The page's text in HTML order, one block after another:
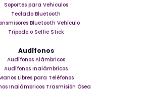
Soportes para Vehiculos
Teclado Bluetooth
Bluetooth Vehículo
Trípode o Selfie Stick
Audífonos
Audífonos Alámbricos
Audífonos Inalámbricos
Libres para Teléfonos
Inalámbricos Trasmisión Ósea